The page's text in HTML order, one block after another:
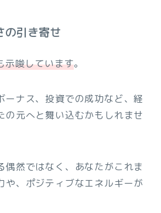
の引き寄せ
示唆しています。
ーナス、投資での成功など、経
の元へと舞い込むかもしれませ
偶然ではなく、あなたがこれま
や、ポジティブなエネルギーが